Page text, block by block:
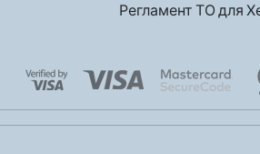
Регламент ТО для